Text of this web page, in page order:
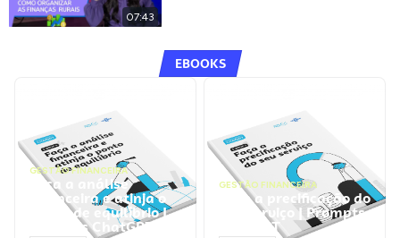
07:43
EBOOKS
GESTÃO FINANCEIRA
Faça a análise
financeira e atinja o
ponto de equilíbrio |
Prompts ChatGPT
GESTÃO FINANCEIRA
Faça a precificação do
seu serviço | Prompts
ChatGPT